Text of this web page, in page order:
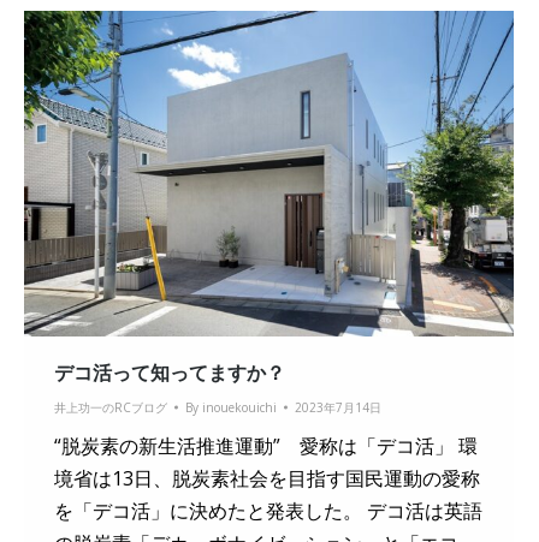
デコ活って知ってますか？
井上功一のRCブログ By inouekouichi 2023年7月14日
“脱炭素の新生活推進運動” 愛称は「デコ活」 環
境省は13日、脱炭素社会を目指す国民運動の愛称
を「デコ活」に決めたと発表した。 デコ活は英語